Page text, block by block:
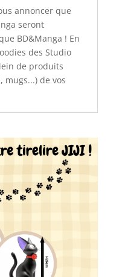
annoncer que
seront
BD&Manga ! En
des Studio
de produits
mugs...) de vos